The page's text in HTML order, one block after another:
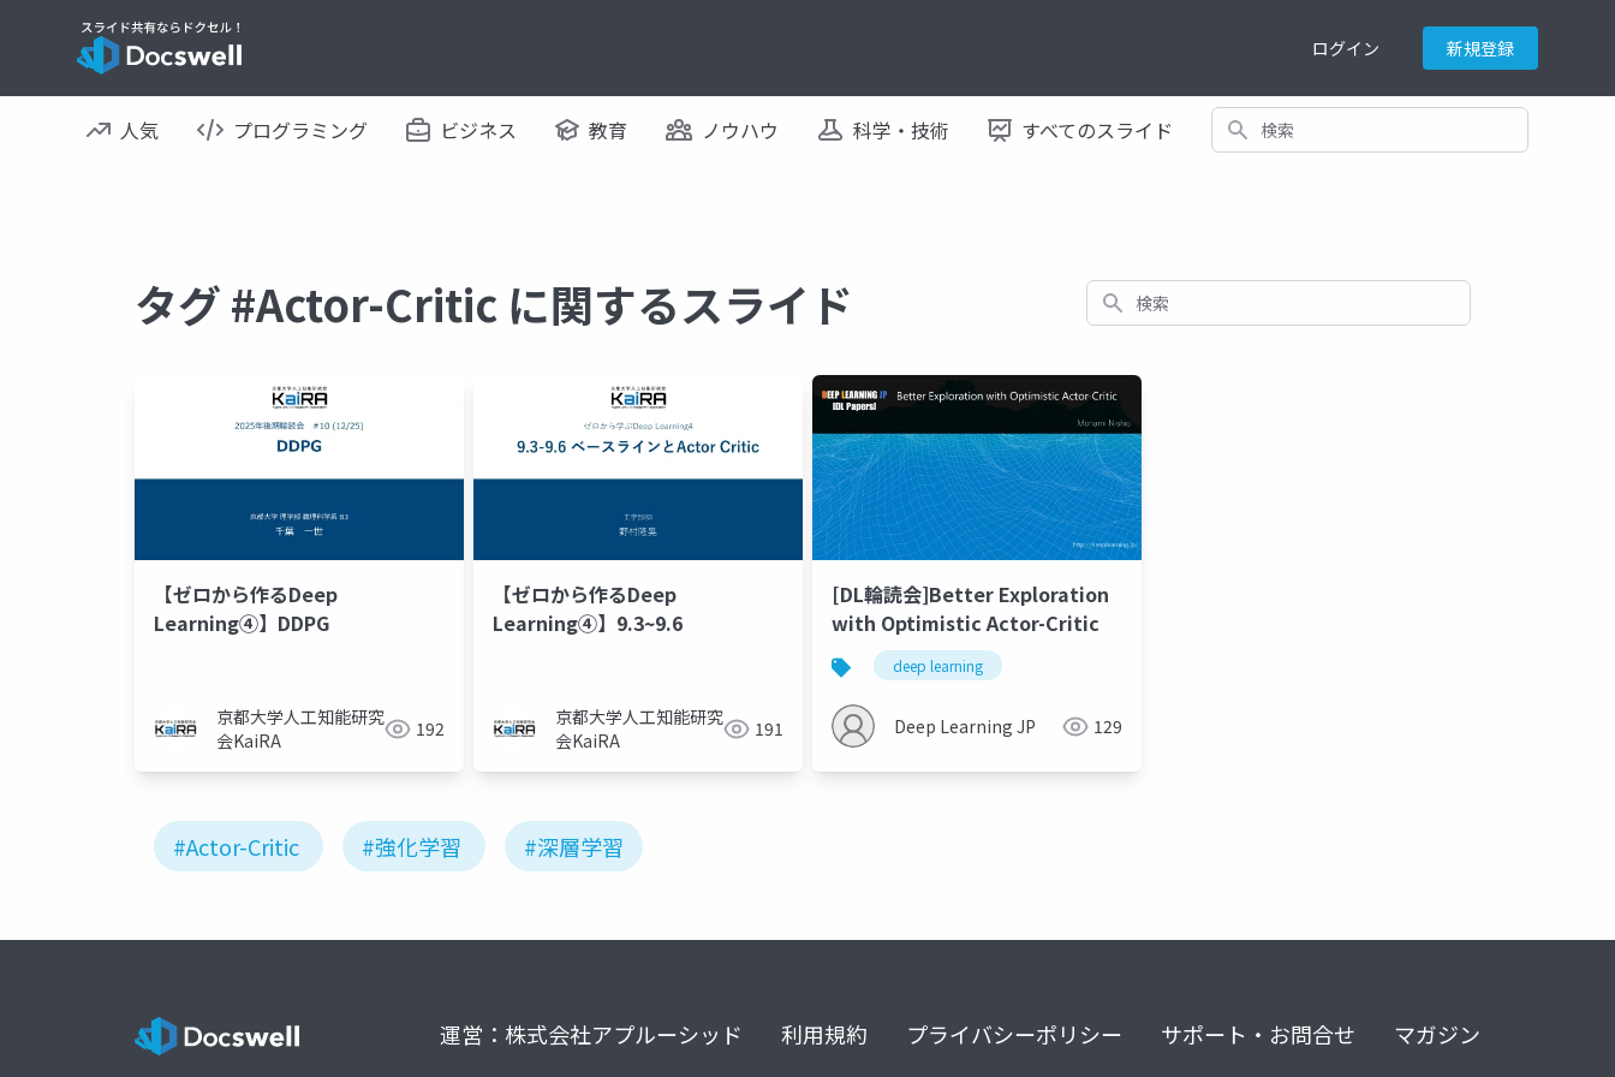
ログイン 新規登録
人気 プログラミング ビジネス 教育 ノウハウ 科学・技術 すべてのスライド 検索
タグ #Actor-Critic に関するスライド 検索
【ゼロから作るDeep
Learning④】DDPG
京都大学人工知能研究
会KaiRA
192
【ゼロから作るDeep
Learning④】9.3~9.6
京都大学人工知能研究
会KaiRA
191
[DL輪読会]Better Exploration
with Optimistic Actor-Critic
deep learning
Deep Learning JP 129
#Actor-Critic #強化学習 #深層学習
運営：株式会社アプルーシッド 利用規約 プライバシーポリシー サポート・お問合せ マガジン